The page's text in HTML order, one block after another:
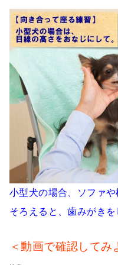
小型犬の場合、ソファ
そろえると、歯みがきを
＜動画で確認してみ